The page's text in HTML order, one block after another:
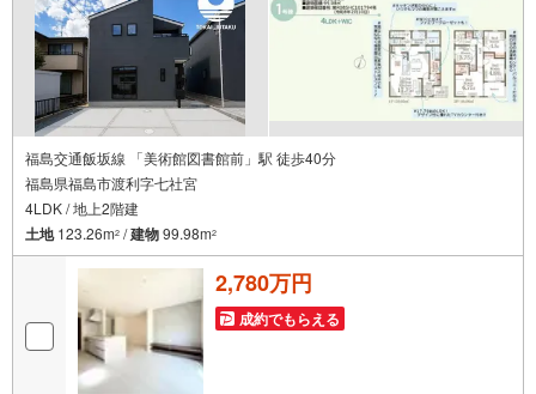
福島交通飯坂線 「美術館図書館前」駅 徒歩40分
福島県福島市渡利字七社宮
4LDK / 地上2階建
土地123.26m2 /建物99.98m2
2,780万円
成約でもらえる